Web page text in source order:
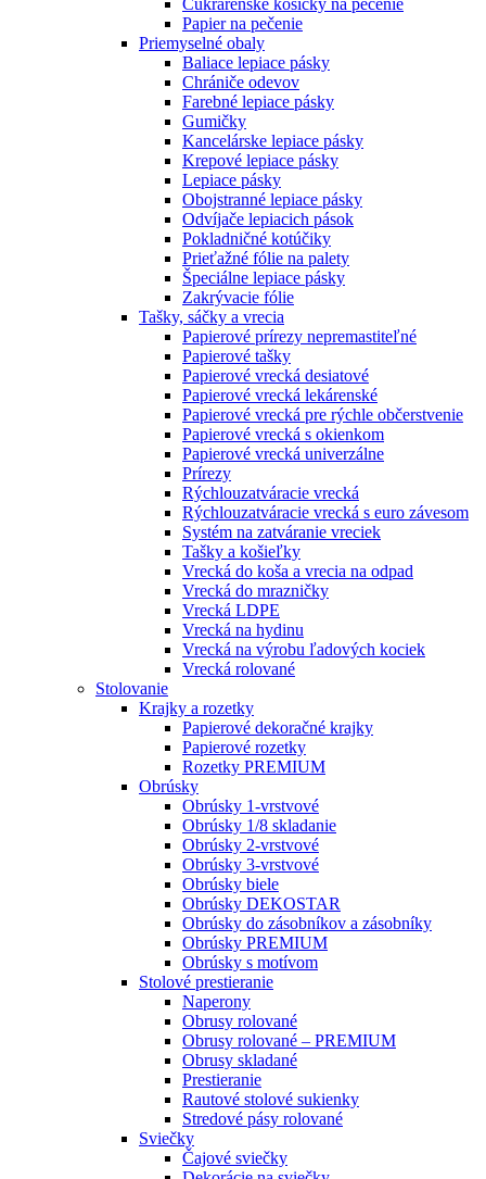
Papier na pečenie
Priemyselné obaly
Baliace lepiace pásky
Chrániče odevov
Farebné lepiace pásky
Gumičky
Kancelárske lepiace pásky
Krepové lepiace pásky
Lepiace pásky
Obojstranné lepiace pásky
Odvíjače lepiacich pások
Pokladničné kotúčiky
Prieťažné fólie na palety
Špeciálne lepiace pásky
Zakrývacie fólie
Tašky, sáčky a vrecia
Papierové prírezy nepremastiteľné
Papierové tašky
Papierové vrecká desiatové
Papierové vrecká lekárenské
Papierové vrecká pre rýchle občerstvenie
Papierové vrecká s okienkom
Papierové vrecká univerzálne
Prírezy
Rýchlouzatváracie vrecká
Rýchlouzatváracie vrecká s euro závesom
Systém na zatváranie vreciek
Tašky a košieľky
Vrecká do koša a vrecia na odpad
Vrecká do mrazničky
Vrecká LDPE
Vrecká na hydinu
Vrecká na výrobu ľadových kociek
Vrecká rolované
Stolovanie
Krajky a rozetky
Papierové dekoračné krajky
Papierové rozetky
Rozetky PREMIUM
Obrúsky
Obrúsky 1-vrstvové
Obrúsky 1/8 skladanie
Obrúsky 2-vrstvové
Obrúsky 3-vrstvové
Obrúsky biele
Obrúsky DEKOSTAR
Obrúsky do zásobníkov a zásobníky
Obrúsky PREMIUM
Obrúsky s motívom
Stolové prestieranie
Naperony
Obrusy rolované
Obrusy rolované – PREMIUM
Obrusy skladané
Prestieranie
Rautové stolové sukienky
Stredové pásy rolované
Sviečky
Čajové sviečky